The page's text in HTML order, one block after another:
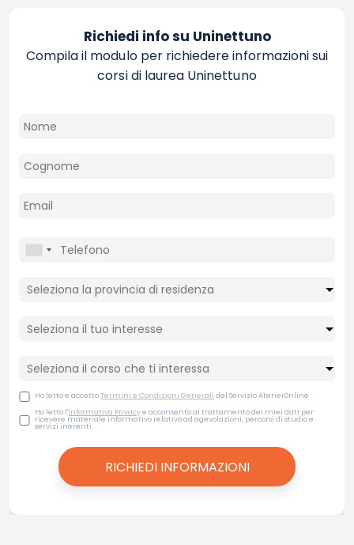
Richiedi info su Uninettuno
Compila il modulo per richiedere informazioni sui
corsi di laurea Uninettuno
Ho letto e accettoTermini e Condizioni Generali del Servizio AteneiOnline
Ho letto l'Informativa Privacye acconsento al trattamento dei miei dati per
ricevere materiale informativo relativo ad agevolazioni, percorsi di studio e
servizi inerenti